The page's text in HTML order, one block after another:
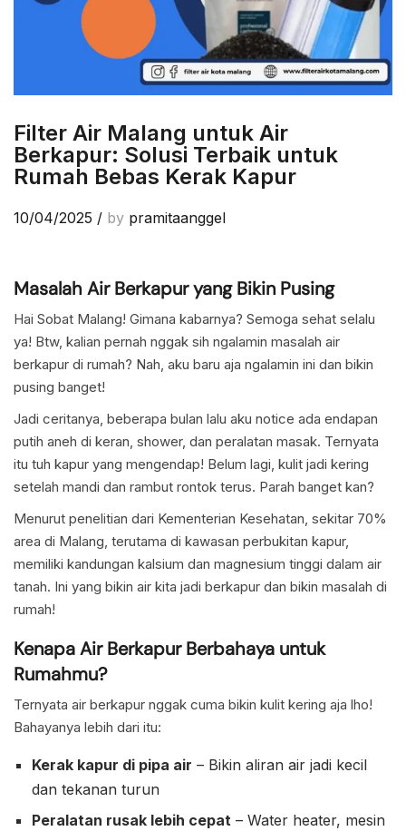
Filter Air Malang untuk Air
Berkapur: Solusi Terbaik untuk
Rumah Bebas Kerak Kapur
10/04/2025 / by pramitaanggel
Masalah Air Berkapur yang Bikin Pusing
Hai Sobat Malang! Gimana kabarnya? Semoga sehat selalu
ya! Btw, kalian pernah nggak sih ngalamin masalah air
berkapur di rumah? Nah, aku baru aja ngalamin ini dan bikin
pusing banget!
Jadi ceritanya, beberapa bulan lalu aku notice ada endapan
putih aneh di keran, shower, dan peralatan masak. Ternyata
itu tuh kapur yang mengendap! Belum lagi, kulit jadi kering
setelah mandi dan rambut rontok terus. Parah banget kan?
Menurut penelitian dari Kementerian Kesehatan, sekitar 70%
area di Malang, terutama di kawasan perbukitan kapur,
memiliki kandungan kalsium dan magnesium tinggi dalam air
tanah. Ini yang bikin air kita jadi berkapur dan bikin masalah di
rumah!
Kenapa Air Berkapur Berbahaya untuk
Rumahmu?
Ternyata air berkapur nggak cuma bikin kulit kering aja lho!
Bahayanya lebih dari itu:
Kerak kapur di pipa air – Bikin aliran air jadi kecil
dan tekanan turun
Peralatan rusak lebih cepat – Water heater, mesin